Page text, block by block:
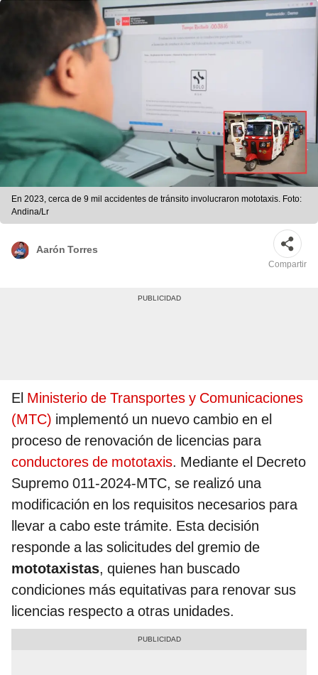
En 2023, cerca de 9 mil accidentes de tránsito involucraron mototaxis. Foto:
Andina/Lr
Aarón Torres
Compartir
El Ministerio de Transportes y Comunicaciones
(MTC) implementó un nuevo cambio en el
proceso de renovación de licencias para
conductores de mototaxis. Mediante el Decreto
Supremo 011-2024-MTC, se realizó una
modificación en los requisitos necesarios para
llevar a cabo este trámite. Esta decisión
responde a las solicitudes del gremio de
mototaxistas, quienes han buscado
condiciones más equitativas para renovar sus
licencias respecto a otras unidades.